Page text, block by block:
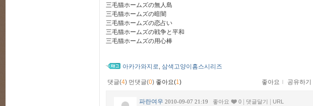
三毛猫ホームズの無人島
三毛猫ホームズの暗闇
三毛猫ホームズの恋占い
三毛猫ホームズの戦争と平和
三毛猫ホームズの用心棒
아카가와지로 삼색고양이홈스시리즈
댓글(4) 먼댓글(0) 좋아요(1) 좋아요 ｌ 공유하기
파란여우 2010-09-07 21:19 좋아요 0 댓글달기 URL